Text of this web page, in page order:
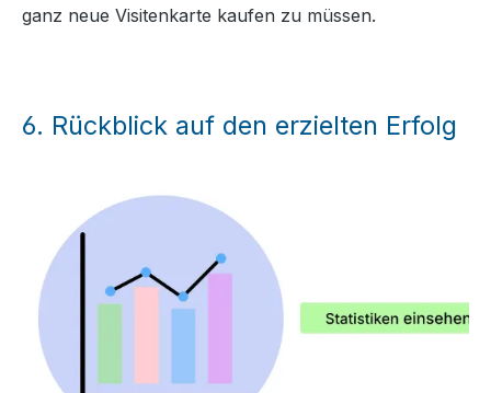
ganz neue Visitenkarte kaufen zu müssen.
6. Rückblick auf den erzielten Erfolg